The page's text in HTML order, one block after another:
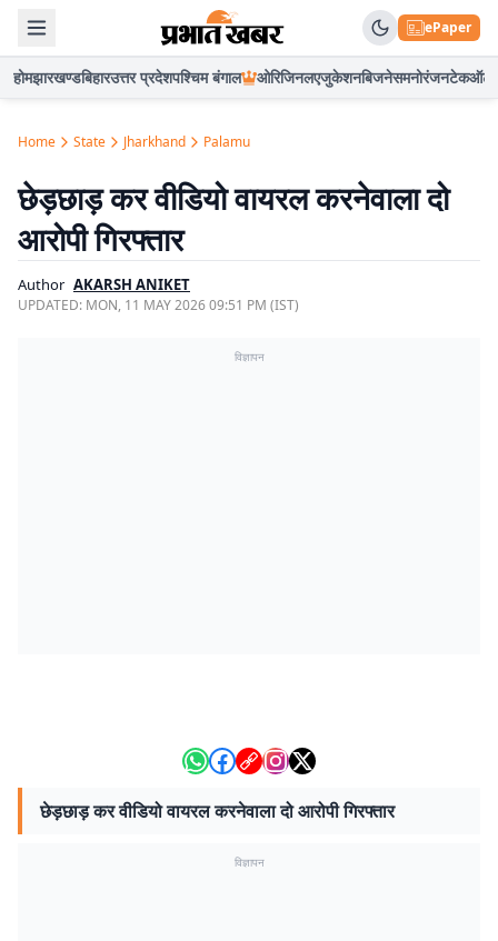
ePaper
होमझारखण्डबिहारउत्तर प्रदेशपश्चिम बंगाल ओरिजिनलएजुकेशनबिजनेसमनोरंजनटेकऑटो
Home State Jharkhand Palamu
छेड़छाड़ कर वीडियो वायरल करनेवाला दो
आरोपी गिरफ्तार
Author AKARSH ANIKET
UPDATED: MON, 11 MAY 2026 09:51 PM (IST)
विज्ञापन
छेड़छाड़ कर वीडियो वायरल करनेवाला दो आरोपी गिरफ्तार
विज्ञापन